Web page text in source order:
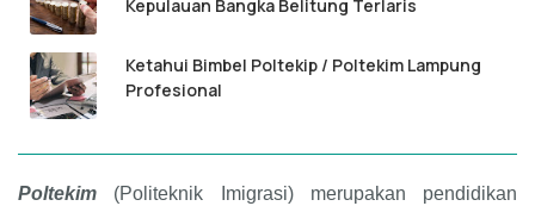
Kepulauan Bangka Belitung Terlaris
Ketahui Bimbel Poltekip / Poltekim Lampung
Profesional
Poltekim (Politeknik Imigrasi) merupakan pendidikan